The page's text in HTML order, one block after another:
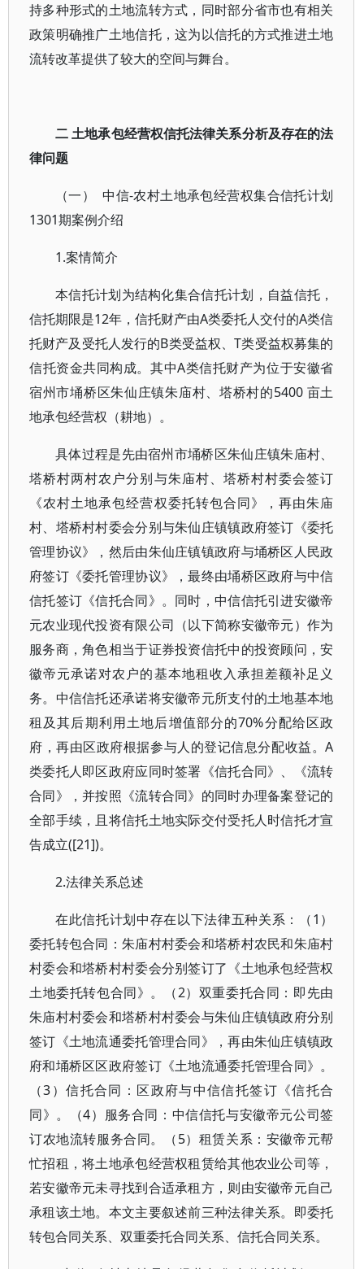
持多种形式的土地流转方式，同时部分省市也有相关
政策明确推广土地信托，这为以信托的方式推进土地
流转改革提供了较大的空间与舞台。
二 土地承包经营权信托法律关系分析及存在的法
律问题
（一） 中信-农村土地承包经营权集合信托计划
1301期案例介绍
1.案情简介
本信托计划为结构化集合信托计划，自益信托，
信托期限是12年，信托财产由A类委托人交付的A类信
托财产及受托人发行的B类受益权、T类受益权募集的
信托资金共同构成。其中A类信托财产为位于安徽省
宿州市埇桥区朱仙庄镇朱庙村、塔桥村的5400 亩土
地承包经营权（耕地）。
具体过程是先由宿州市埇桥区朱仙庄镇朱庙村、
塔桥村两村农户分别与朱庙村、塔桥村村委会签订
《农村土地承包经营权委托转包合同》，再由朱庙
村、塔桥村村委会分别与朱仙庄镇镇政府签订《委托
管理协议》，然后由朱仙庄镇镇政府与埇桥区人民政
府签订《委托管理协议》，最终由埇桥区政府与中信
信托签订《信托合同》。同时，中信信托引进安徽帝
元农业现代投资有限公司（以下简称安徽帝元）作为
服务商，角色相当于证券投资信托中的投资顾问，安
徽帝元承诺对农户的基本地租收入承担差额补足义
务。中信信托还承诺将安徽帝元所支付的土地基本地
租及其后期利用土地后增值部分的70%分配给区政
府，再由区政府根据参与人的登记信息分配收益。A
类委托人即区政府应同时签署《信托合同》、《流转
合同》，并按照《流转合同》的同时办理备案登记的
全部手续，且将信托土地实际交付受托人时信托才宣
告成立([21])。
2.法律关系总述
在此信托计划中存在以下法律五种关系：（1）
委托转包合同：朱庙村村委会和塔桥村农民和朱庙村
村委会和塔桥村村委会分别签订了《土地承包经营权
土地委托转包合同》。（2）双重委托合同：即先由
朱庙村村委会和塔桥村村委会与朱仙庄镇镇政府分别
签订《土地流通委托管理合同》，再由朱仙庄镇镇政
府和埇桥区区政府签订《土地流通委托管理合同》。
（3）信托合同：区政府与中信信托签订《信托合
同》。（4）服务合同：中信信托与安徽帝元公司签
订农地流转服务合同。（5）租赁关系：安徽帝元帮
忙招租，将土地承包经营权租赁给其他农业公司等，
若安徽帝元未寻找到合适承租方，则由安徽帝元自己
承租该土地。本文主要叙述前三种法律关系。即委托
转包合同关系、双重委托合同关系、信托合同关系。